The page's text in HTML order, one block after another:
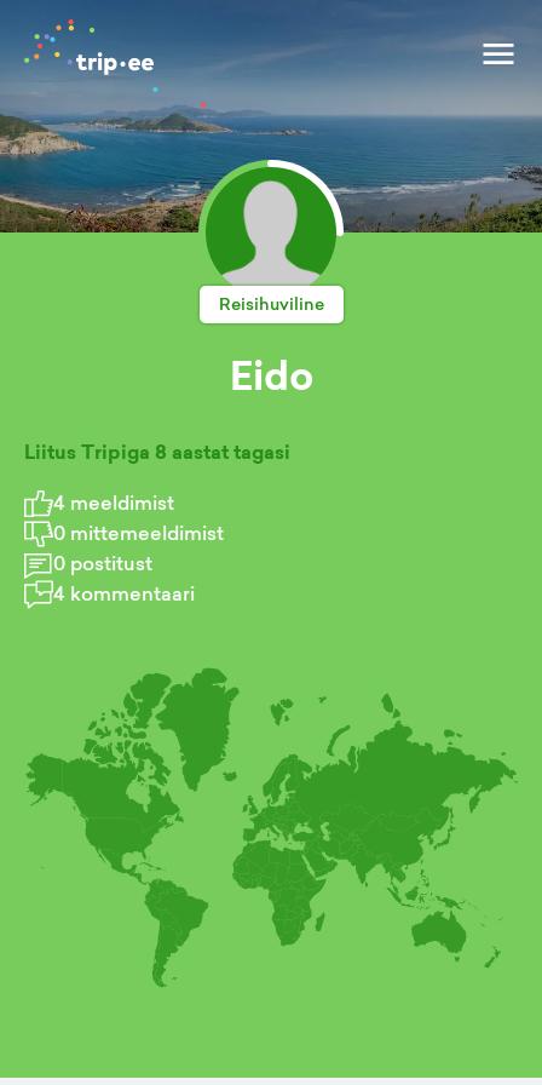
Reisihuviline
Eido
Liitus Tripiga 8 aastat tagasi
4 meeldimist
0 mittemeeldimist
0 postitust
4 kommentaari